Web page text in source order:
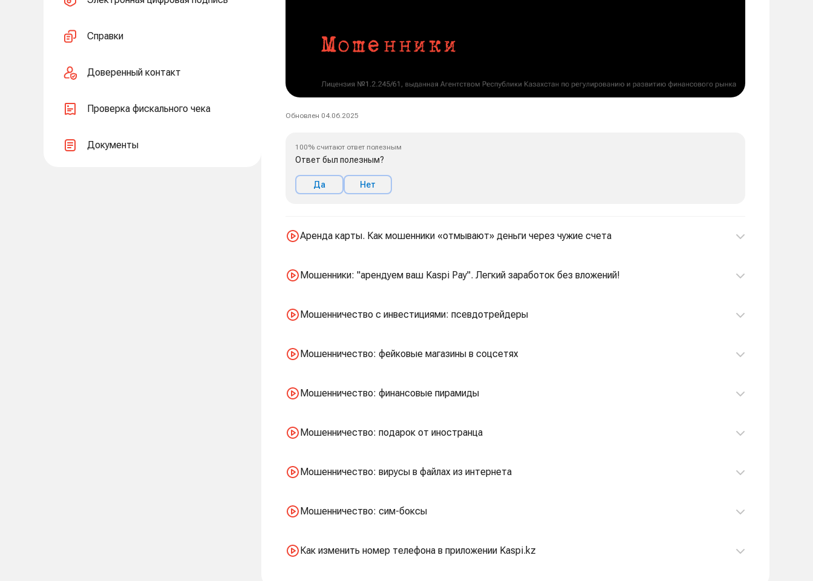
Справки
Доверенный контакт
Проверка фискального чека
Документы
Обновлен 04.06.2025
100% считают ответ полезным
Ответ был полезным?
Да Нет
Аренда карты. Как мошенники «отмывают» деньги через чужие счета
Мошенники: "арендуем ваш Kaspi Pay". Легкий заработок без вложений!
Мошенничество с инвестициями: псевдотрейдеры
Мошенничество: фейковые магазины в соцсетях
Мошенничество: финансовые пирамиды
Мошенничество: подарок от иностранца
Мошенничество: вирусы в файлах из интернета
Мошенничество: сим-боксы
Как изменить номер телефона в приложении Kaspi.kz